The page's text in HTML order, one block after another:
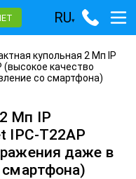
RU▾
купольная 2 Мп IP
(высокое качество
со смартфона)
Мп IP
IPC-T22AP
даже в
смартфона)